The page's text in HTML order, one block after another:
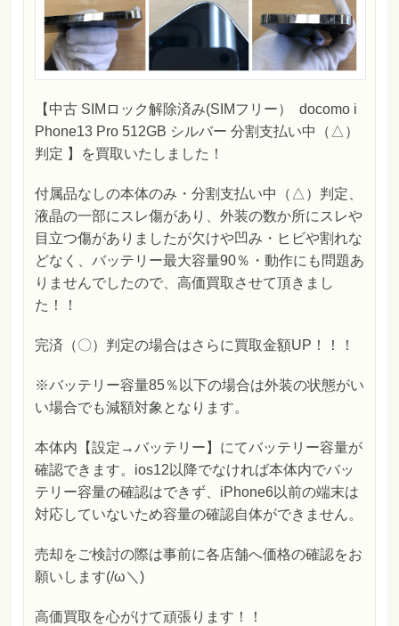
【中古 SIMロック解除済み(SIMフリー） docomo i
Phone13 Pro 512GB シルバー 分割支払い中（△）
判定 】を買取いたしました！
付属品なしの本体のみ・分割支払い中（△）判定、
液晶の一部にスレ傷があり、外装の数か所にスレや
目立つ傷がありましたが欠けや凹み・ヒビや割れな
どなく、バッテリー最大容量90％・動作にも問題あ
りませんでしたので、高価買取させて頂きまし
た！！
完済（〇）判定の場合はさらに買取金額UP！！！
※バッテリー容量85％以下の場合は外装の状態がい
い場合でも減額対象となります。
本体内【設定→バッテリー】にてバッテリー容量が
確認できます。ios12以降でなければ本体内でバッ
テリー容量の確認はできず、iPhone6以前の端末は
対応していないため容量の確認自体ができません。
売却をご検討の際は事前に各店舗へ価格の確認をお
願いします(/ω＼)
高価買取を心がけて頑張ります！！